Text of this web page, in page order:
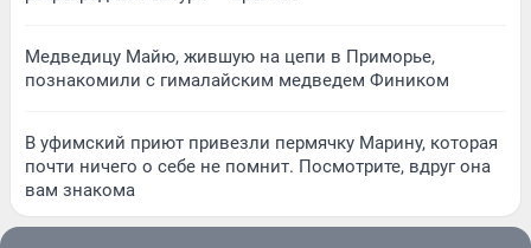
Медведицу Майю, жившую на цепи в Приморье,
познакомили с гималайским медведем Фиником
В уфимский приют привезли пермячку Марину, которая
почти ничего о себе не помнит. Посмотрите, вдруг она
вам знакома